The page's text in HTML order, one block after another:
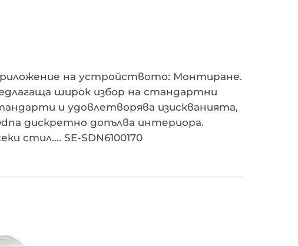
на устройството: Монтиране.
широк избор на стандартни
и удовлетворява изискванията,
дискретно допълва интериора.
стил…. SE-SDN6100170